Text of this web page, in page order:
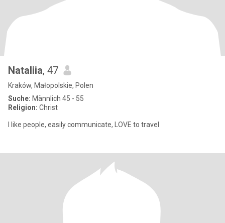
Nataliia, 47
Kraków, Małopolskie, Polen
Suche: Männlich 45 - 55
Religion: Christ
I like people, easily communicate, LOVE to travel